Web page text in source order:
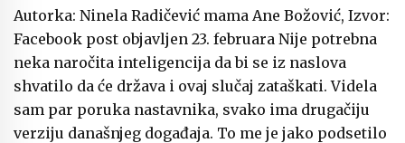
Autorka: Ninela Radičević mama Ane Božović, Izvor:
Facebook post objavljen 23. februara Nije potrebna
neka naročita inteligencija da bi se iz naslova
shvatilo da će država i ovaj slučaj zataškati. Videla
sam par poruka nastavnika, svako ima drugačiju
verziju današnjeg događaja. To me je jako podsetilo